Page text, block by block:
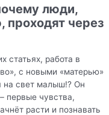
люди,
проходят через
статьях, работа в
с новыми «матерью»
на свет малыш!? Он
первые чувства,
расти и познавать